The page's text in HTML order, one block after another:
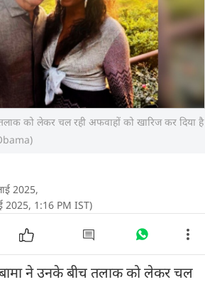
को लेकर चल रही अफवाहों को खारिज कर दिया है
2025,
2025, 1:16 PM IST)
ने उनके बीच तलाक को लेकर चल